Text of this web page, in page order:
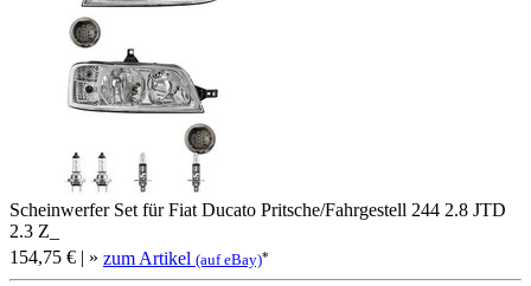
Scheinwerfer Set für Fiat Ducato Pritsche/Fahrgestell 244 2.8 JTD
2.3 Z_
154,75 € | » zum Artikel (auf eBay)*